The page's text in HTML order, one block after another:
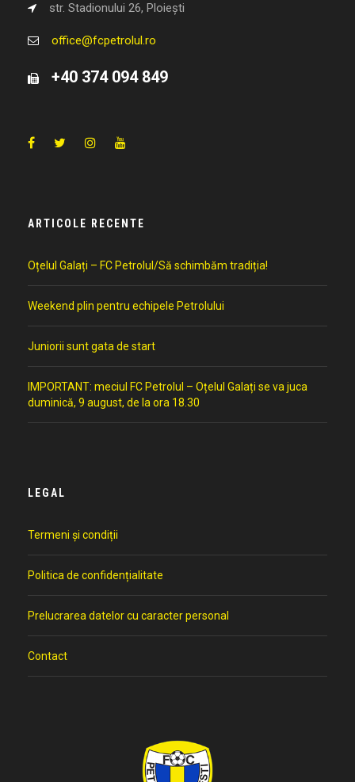
str. Stadionului 26, Ploiești
office@fcpetrolul.ro
+40 374 094 849
ARTICOLE RECENTE
Oțelul Galați – FC Petrolul/Să schimbăm tradiția!
Weekend plin pentru echipele Petrolului
Juniorii sunt gata de start
IMPORTANT: meciul FC Petrolul – Oțelul Galați se va juca
duminică, 9 august, de la ora 18.30
LEGAL
Termeni și condiții
Politica de confidențialitate
Prelucrarea datelor cu caracter personal
Contact